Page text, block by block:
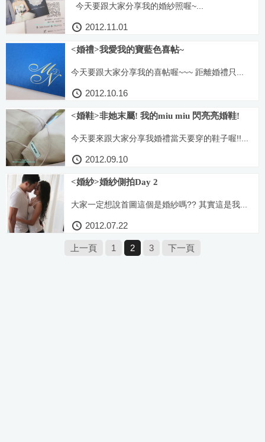
今天要跟大家分享我的婚紗照喔~...
2012.11.01
<婚禮>我愛我的寶藍色喜帖~
今天要跟大家分享我的喜帖喔~~~ 距離婚禮只...
2012.10.16
<婚鞋>非她末屬! 我的miu miu 閃亮亮婚鞋!
今天要來跟大家分享我婚禮當天要穿的鞋子喔!!...
2012.09.10
<婚紗>婚紗側拍Day 2
大家一定想說首圖這個是婚紗嗎?? 其實這是我...
2012.07.22
上一頁 1 2 3 下一頁